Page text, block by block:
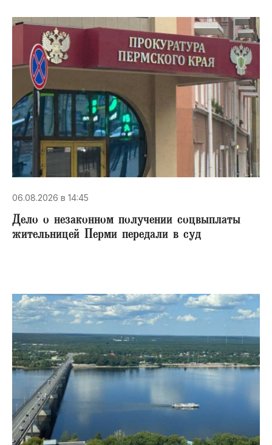
06.08.2026 в 14:45
Дело о незаконном получении соцвыплаты
жительницей Перми передали в суд